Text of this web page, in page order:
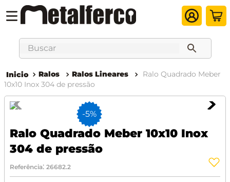
Buscar
Ralos Ralos Lineares
Ralo Quadrado Meber
10x10 Inox 304 de pressão
-5%
Ralo Quadrado Meber 10x10 Inox
304 de pressão
Referência: 26682.2